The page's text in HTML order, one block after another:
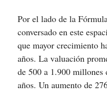
Por el lado de la
conversado en este
que mayor crecimiento
años. La valuación
de 500 a 1.900 millones
años. Un aumento de